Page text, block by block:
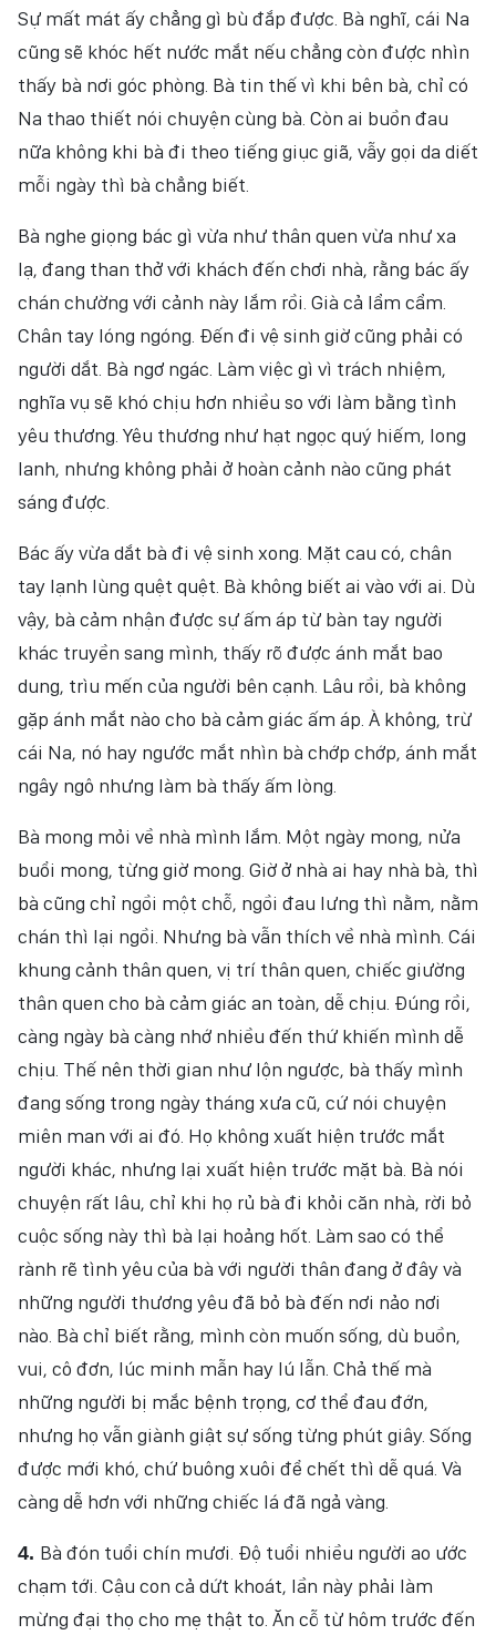
Sự mất mát ấy chẳng gì bù đắp được. Bà nghĩ, cái Na
cũng sẽ khóc hết nước mắt nếu chẳng còn được nhìn
thấy bà nơi góc phòng. Bà tin thế vì khi bên bà, chỉ có
Na thao thiết nói chuyện cùng bà. Còn ai buồn đau
nữa không khi bà đi theo tiếng giục giã, vẫy gọi da diết
mỗi ngày thì bà chẳng biết.
Bà nghe giọng bác gì vừa như thân quen vừa như xa
lạ, đang than thở với khách đến chơi nhà, rằng bác ấy
chán chường với cảnh này lắm rồi. Già cả lẩm cẩm.
Chân tay lóng ngóng. Đến đi vệ sinh giờ cũng phải có
người dắt. Bà ngơ ngác. Làm việc gì vì trách nhiệm,
nghĩa vụ sẽ khó chịu hơn nhiều so với làm bằng tình
yêu thương. Yêu thương như hạt ngọc quý hiếm, long
lanh, nhưng không phải ở hoàn cảnh nào cũng phát
sáng được.
Bác ấy vừa dắt bà đi vệ sinh xong. Mặt cau có, chân
tay lạnh lùng quệt quệt. Bà không biết ai vào với ai. Dù
vậy, bà cảm nhận được sự ấm áp từ bàn tay người
khác truyền sang mình, thấy rõ được ánh mắt bao
dung, trìu mến của người bên cạnh. Lâu rồi, bà không
gặp ánh mắt nào cho bà cảm giác ấm áp. À không, trừ
cái Na, nó hay ngước mắt nhìn bà chớp chớp, ánh mắt
ngây ngô nhưng làm bà thấy ấm lòng.
Bà mong mỏi về nhà mình lắm. Một ngày mong, nửa
buổi mong, từng giờ mong. Giờ ở nhà ai hay nhà bà, thì
bà cũng chỉ ngồi một chỗ, ngồi đau lưng thì nằm, nằm
chán thì lại ngồi. Nhưng bà vẫn thích về nhà mình. Cái
khung cảnh thân quen, vị trí thân quen, chiếc giường
thân quen cho bà cảm giác an toàn, dễ chịu. Đúng rồi,
càng ngày bà càng nhớ nhiều đến thứ khiến mình dễ
chịu. Thế nên thời gian như lộn ngược, bà thấy mình
đang sống trong ngày tháng xưa cũ, cứ nói chuyện
miên man với ai đó. Họ không xuất hiện trước mắt
người khác, nhưng lại xuất hiện trước mặt bà. Bà nói
chuyện rất lâu, chỉ khi họ rủ bà đi khỏi căn nhà, rời bỏ
cuộc sống này thì bà lại hoảng hốt. Làm sao có thể
rành rẽ tình yêu của bà với người thân đang ở đây và
những người thương yêu đã bỏ bà đến nơi nảo nơi
nào. Bà chỉ biết rằng, mình còn muốn sống, dù buồn,
vui, cô đơn, lúc minh mẫn hay lú lẫn. Chả thế mà
những người bị mắc bệnh trọng, cơ thể đau đớn,
nhưng họ vẫn giành giật sự sống từng phút giây. Sống
được mới khó, chứ buông xuôi để chết thì dễ quá. Và
càng dễ hơn với những chiếc lá đã ngả vàng.
4. Bà đón tuổi chín mươi. Độ tuổi nhiều người ao ước
chạm tới. Cậu con cả dứt khoát, lần này phải làm
mừng đại thọ cho mẹ thật to. Ăn cỗ từ hôm trước đến